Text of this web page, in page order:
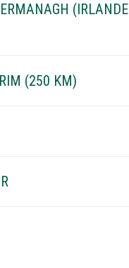
(IRLANDE
(250 KM)